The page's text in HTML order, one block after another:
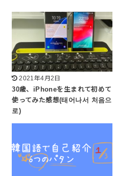
2021年4月2日
30歳、iPhoneを生まれて初めて
使ってみた感想(태어나서 처음으
로)